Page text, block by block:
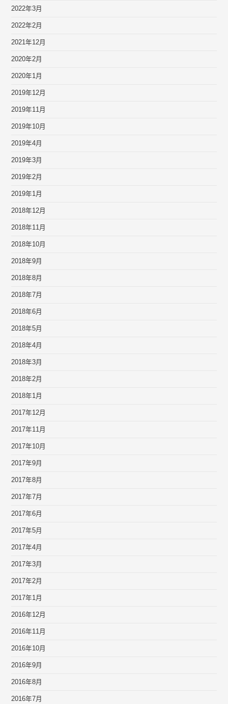
2022年3月
2022年2月
2021年12月
2020年2月
2020年1月
2019年12月
2019年11月
2019年10月
2019年4月
2019年3月
2019年2月
2019年1月
2018年12月
2018年11月
2018年10月
2018年9月
2018年8月
2018年7月
2018年6月
2018年5月
2018年4月
2018年3月
2018年2月
2018年1月
2017年12月
2017年11月
2017年10月
2017年9月
2017年8月
2017年7月
2017年6月
2017年5月
2017年4月
2017年3月
2017年2月
2017年1月
2016年12月
2016年11月
2016年10月
2016年9月
2016年8月
2016年7月